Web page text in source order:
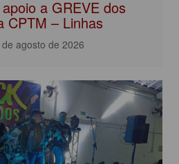
a GREVE dos
CPTM – Linhas
agosto de 2026